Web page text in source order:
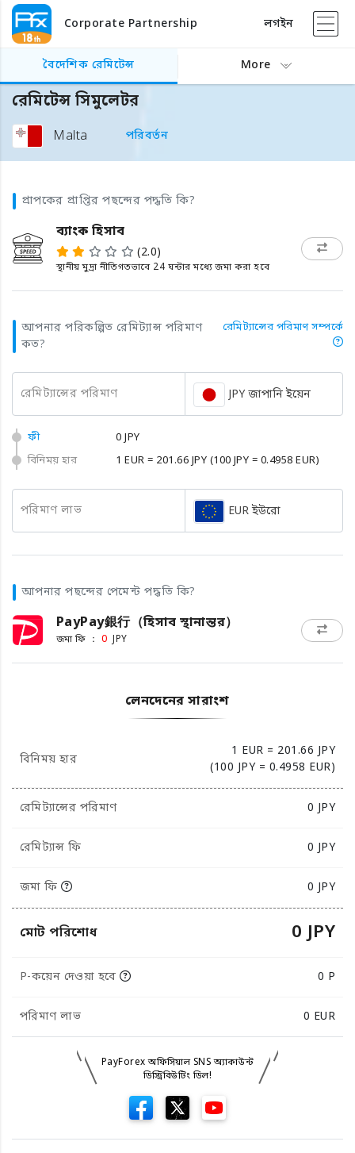
Corporate Partnership লগইন
বৈদেশিক রেমিটেন্স More
রেমিটেন্স সিমুলেটর
Malta পরিবর্তন
প্রাপকের প্রাপ্তির পছন্দের পদ্ধতি কি?
ব্যাংক হিসাব
(2.0)
স্থানীয় মুদ্রা নীতিগতভাবে 24 ঘন্টার মধ্যে জমা করা হবে
আপনার পরিকল্পিত রেমিট্যান্স পরিমাণ
কত?
রেমিট্যান্সের পরিমাণ সম্পর্কে
রেমিট্যান্সের পরিমাণ JPY জাপানি ইয়েন
ফী
0 JPY
বিনিময় হার
1 EUR = 201.66 JPY (100 JPY = 0.4958 EUR)
পরিমাণ লাভ EUR ইউরো
আপনার পছন্দের পেমেন্ট পদ্ধতি কি?
PayPay銀行（হিসাব স্থানান্তর）
জমা ফি ： 0 JPY
লেনদেনের সারাংশ
বিনিময় হার
1 EUR = 201.66 JPY
(100 JPY = 0.4958 EUR)
রেমিট্যান্সের পরিমাণ 0 JPY
রেমিট্যান্স ফি 0 JPY
জমা ফি 0 JPY
মোট পরিশোধ 0 JPY
P-কয়েন দেওয়া হবে 0 P
পরিমাণ লাভ 0 EUR
PayForex অফিসিয়াল SNS অ্যাকাউন্ট
ডিস্ট্রিবিউটিং ডিল!